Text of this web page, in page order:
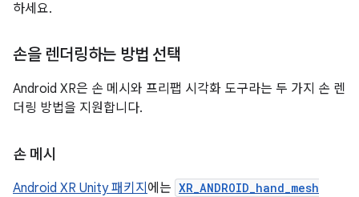
하세요.
손을 렌더링하는 방법 선택
Android XR은 손 메시와 프리팹 시각화 도구라는 두 가지 손 렌
더링 방법을 지원합니다.
손 메시
Android XR Unity 패키지 에는 XR_ANDROID_hand_mesh